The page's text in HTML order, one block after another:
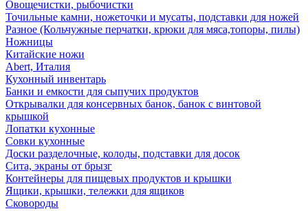
Овощечистки, рыбочистки
Точильные камни, ножеточки и мусаты, подставки для ножей
Разное (Кольчужные перчатки, крюки для мяса,топоры, пилы)
Ножницы
Китайские ножи
Abert, Италия
Кухонный инвентарь
Банки и емкости для сыпучих продуктов
Открывалки для консервных банок, банок с винтовой
крышкой
Лопатки кухонные
Совки кухонные
Доски разделочные, колоды, подставки для досок
Сита, экраны от брызг
Контейнеры для пищевых продуктов и крышки
Ящики, крышки, тележки для ящиков
Сковороды